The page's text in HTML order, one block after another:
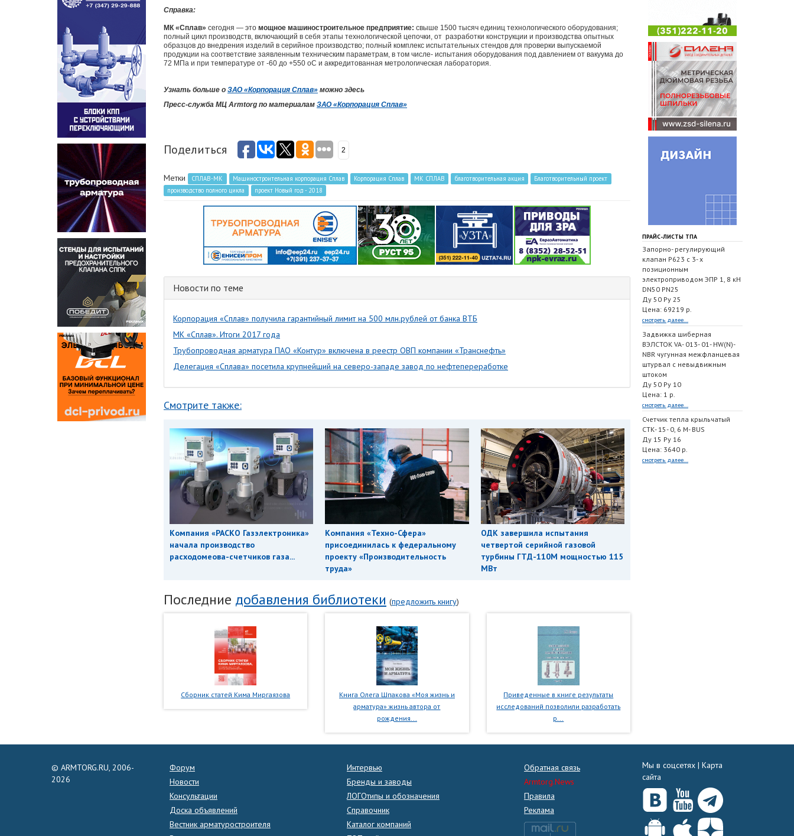
Справка:
МК «Сплав» сегодня — это мощное машиностроительное предприятие: свыше 1500 тысяч единиц технологического оборудования;
полный цикл производств, включающий в себя этапы технологической цепочки, от разработки конструкции и производства опытных
образцов до внедрения изделий в серийное производство; полный комплекс испытательных стендов для проверки выпускаемой
продукции на соответствие заявленным техническим параметрам, в том числе- испытания оборудования под давлением от вакуума до
72 МПа и при температуре от -60 до +550 оС и аккредитованная метрологическая лаборатория.
Узнать больше о ЗАО «Корпорация Сплав» можно здесь
Пресс-служба МЦ Armtorg по материалам ЗАО «Корпорация Сплав»
Поделиться 2
Метки СПЛАВ-МК Машиностроительная корпорация Сплав Корпорация Сплав МК СПЛАВ благотворительная акция
Благотворительный проект
производство полного цикла
проект Новый год - 2018
Новости по теме
Корпорация «Сплав» получила гарантийный лимит на 500 млн.рублей от банка ВТБ
МК «Сплав». Итоги 2017 года
Трубопроводная арматура ПАО «Контур» включена в реестр ОВП компании «Транснефть»
Делегация «Сплава» посетила крупнейший на северо-западе завод по нефтепереработке
Смотрите также:
Компания «РАСКО Газэлектроника»
начала производство
расходомеова-счетчиков газа...
Компания «Техно-Сфера»
присоединилась к федеральному
проекту «Производительность
труда»
ОДК завершила испытания
четвертой серийной газовой
турбины ГТД-110М мощностью 115
МВт
Последние добавления библиотеки (предложить книгу)
Сборник статей Кима Миргаязова
Книга Олега Шпакова «Моя жизнь и
арматура» жизнь автора от
рождения...
Приведенные в книге результаты
исследований позволили разработать
р...
ПРАЙС-ЛИСТЫ ТПА
Запорно- регулирующий
клапан Р623 с 3- х
позиционным
электроприводом ЭПР 1, 8 кН
DN50 PN25
Ду 50 Ру 25
Цена: 69219 р.
смотреть далее...
Задвижка шиберная
ВЭЛСТОК VA- 013- 01- HW(N)-
NBR чугунная межфланцевая
штурвал с невыдвижным
штоком
Ду 50 Ру 10
Цена: 1 р.
смотреть далее...
Счетчик тепла крыльчатый
СТК- 15- 0, 6 M- BUS
Ду 15 Ру 16
Цена: 3640 р.
смотреть далее...
© ARMTORG.RU, 2006-
2026
Форум
Новости
Консультации
Доска объявлений
Вестник арматуростроителя
Интервью
Бренды и заводы
ЛОГОтипы и обозначения
Справочник
Каталог компаний
Обратная связь
Armtorg.News
Правила
Реклама
Мы в соцсетях | Карта
сайта